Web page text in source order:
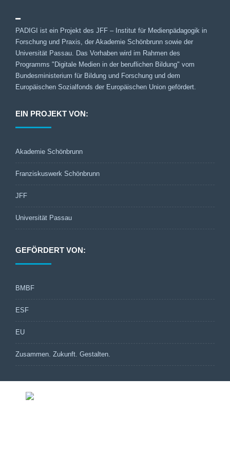
PADIGI ist ein Projekt des JFF – Institut für Medienpädagogik in
Forschung und Praxis, der Akademie Schönbrunn sowie der
Universität Passau. Das Vorhaben wird im Rahmen des
Programms "Digitale Medien in der beruflichen Bildung" vom
Bundesministerium für Bildung und Forschung und dem
Europäischen Sozialfonds der Europäischen Union gefördert.
EIN PROJEKT VON:
Akademie Schönbrunn
Franziskuswerk Schönbrunn
JFF
Universität Passau
GEFÖRDERT VON:
BMBF
ESF
EU
Zusammen. Zukunft. Gestalten.